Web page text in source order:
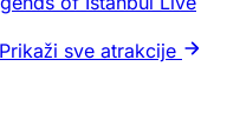
Prikaži sve atrakcije